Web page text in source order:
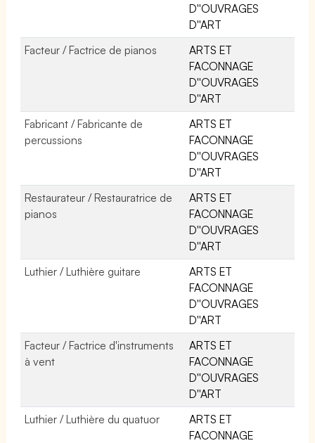
D''OUVRAGES
D''ART
Facteur / Factrice de pianos
ARTS ET
FACONNAGE
D''OUVRAGES
D''ART
Fabricant / Fabricante de
percussions
ARTS ET
FACONNAGE
D''OUVRAGES
D''ART
Restaurateur / Restauratrice de
pianos
ARTS ET
FACONNAGE
D''OUVRAGES
D''ART
Luthier / Luthière guitare
ARTS ET
FACONNAGE
D''OUVRAGES
D''ART
Facteur / Factrice d'instruments
à vent
ARTS ET
FACONNAGE
D''OUVRAGES
D''ART
Luthier / Luthière du quatuor
ARTS ET
FACONNAGE